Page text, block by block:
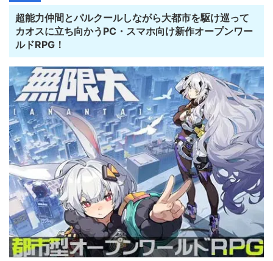
超能力仲間とパルクールしながら大都市を駆け巡って
カオスに立ち向かうPC・スマホ向け新作オープンワー
ルドRPG！